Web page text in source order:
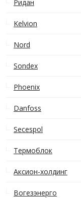
Ридан
Kelvion
Nord
Sondex
Phoenix
Danfoss
Secespol
Термоблок
Аксион-холдинг
Вогезэнерго